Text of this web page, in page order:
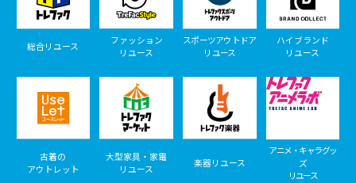
総合リユース
ファッション
リユース
スポーツアウトドア
リユース
ハイブランド
リユース
古着の
アウトレット
大型家具・家電
リユース
楽器リユース
アニメ・キャラグッ
ズ
リユース